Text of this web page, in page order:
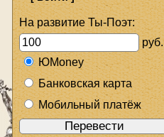
На развитие Ты-Поэт:
руб.
ЮMoney
Банковская карта
Мобильный платёж